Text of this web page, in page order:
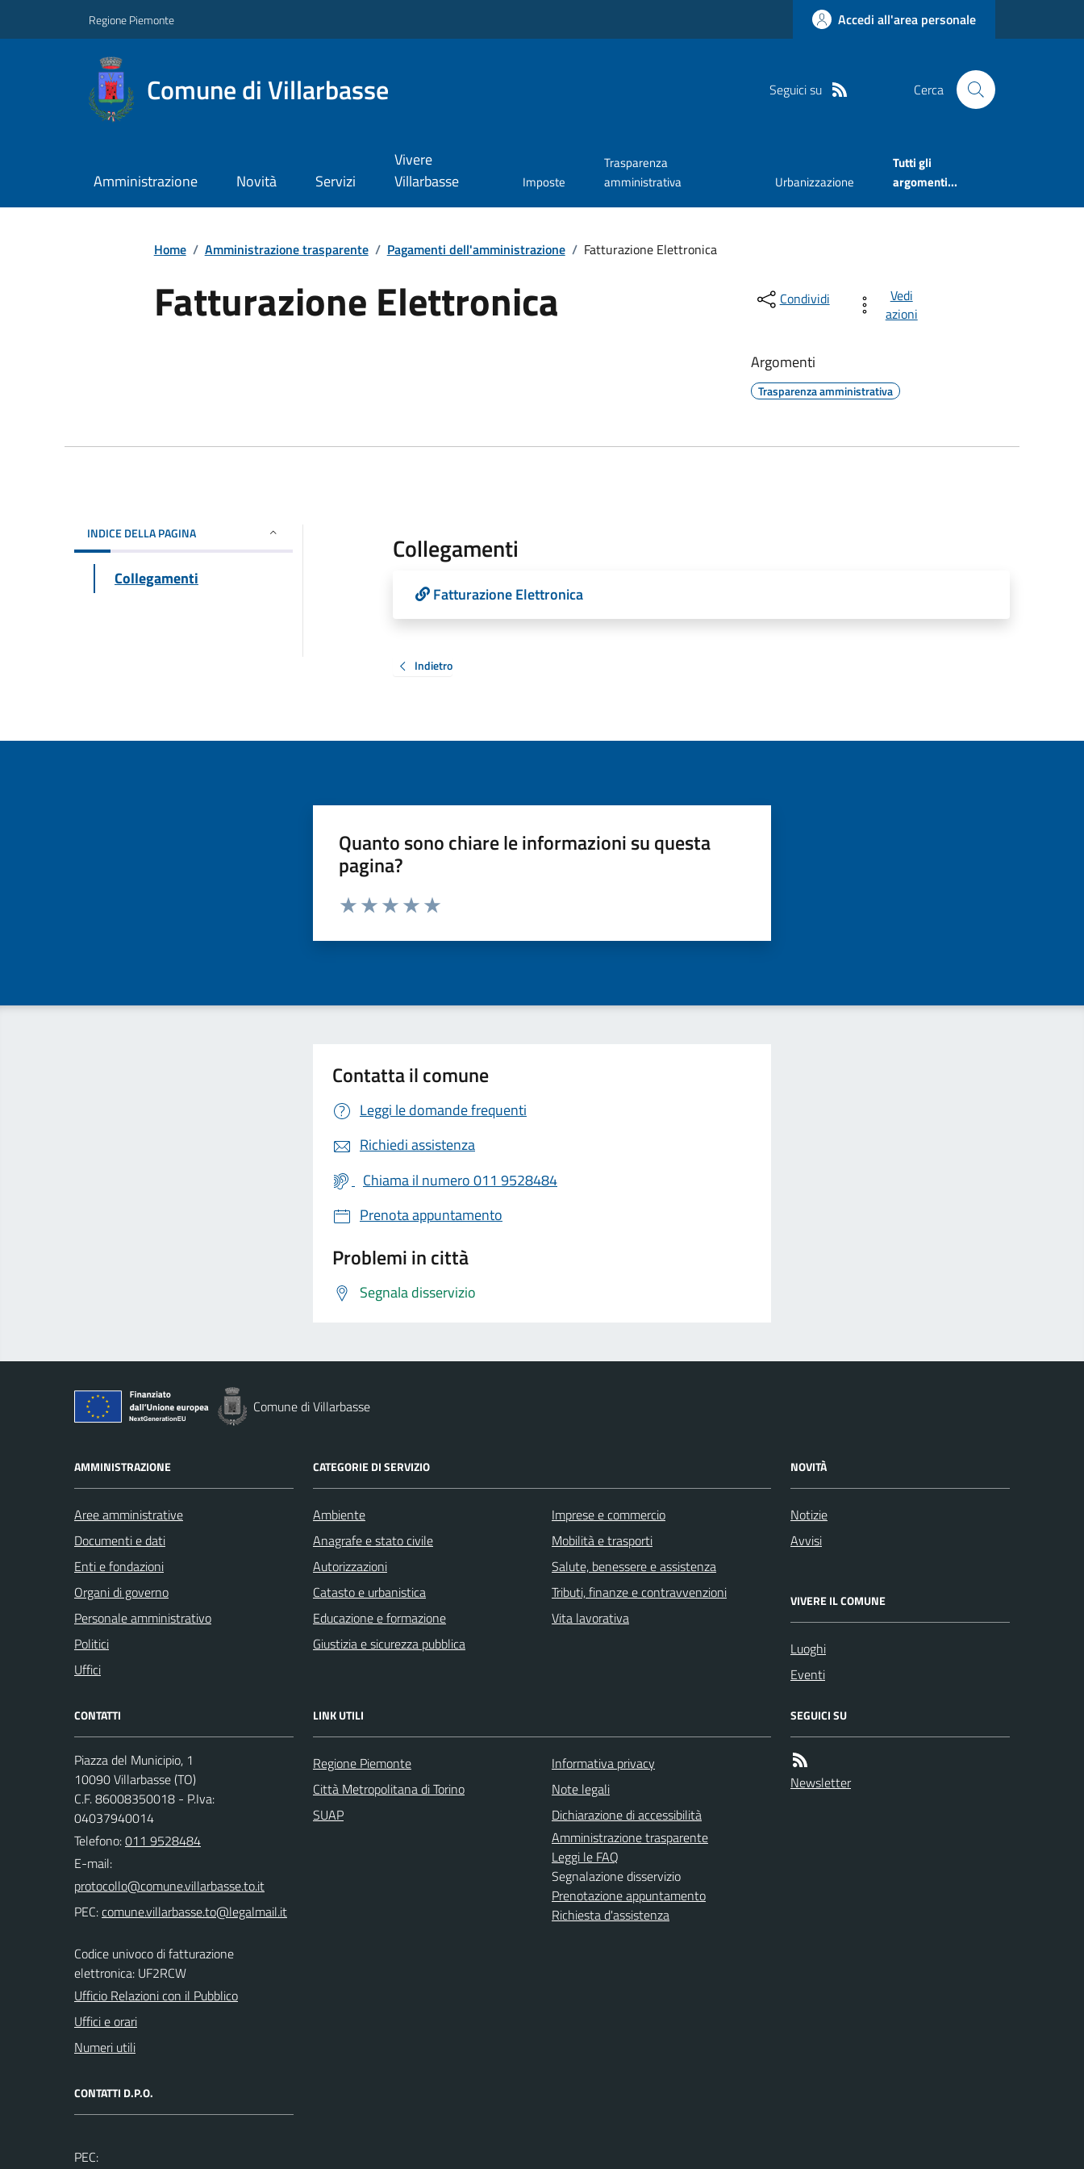
Regione Piemonte Accedi all'area personale
Comune di Villarbasse Seguici su Cerca
Amministrazione Novità Servizi
Vivere
Villarbasse
Imposte
Trasparenza
amministrativa
Urbanizzazione
Tutti gli
argomenti...
Home / Amministrazione trasparente / Pagamenti dell'amministrazione / Fatturazione Elettronica
Fatturazione Elettronica Condividi
Vedi
azioni
Argomenti
Trasparenza amministrativa
INDICE DELLA PAGINA
Collegamenti
Collegamenti
Fatturazione Elettronica
Indietro
Quanto sono chiare le informazioni su questa
pagina?
Valuta da 1 a 5 stelle la pagina
Contatta il comune
Leggi le domande frequenti
Richiedi assistenza
Chiama il numero 011 9528484
Prenota appuntamento
Problemi in città
Segnala disservizio
Comune di Villarbasse
AMMINISTRAZIONE
Aree amministrative
Documenti e dati
Enti e fondazioni
Organi di governo
Personale amministrativo
Politici
Uffici
CATEGORIE DI SERVIZIO
Ambiente
Anagrafe e stato civile
Autorizzazioni
Catasto e urbanistica
Educazione e formazione
Giustizia e sicurezza pubblica
Imprese e commercio
Mobilità e trasporti
Salute, benessere e assistenza
Tributi, finanze e contravvenzioni
Vita lavorativa
NOVITÀ
Notizie
Avvisi
VIVERE IL COMUNE
Luoghi
Eventi
CONTATTI
Piazza del Municipio, 1
10090 Villarbasse (TO)
C.F. 86008350018 - P.Iva:
04037940014
Telefono:011 9528484
E-mail:
PEC:
Codice univoco di fatturazione
elettronica: UF2RCW
Ufficio Relazioni con il Pubblico
Uffici e orari
Numeri utili
CONTATTI D.P.O.
PEC:
LINK UTILI
Regione Piemonte
Città Metropolitana di Torino
SUAP
Informativa privacy
Note legali
Dichiarazione di accessibilità
Amministrazione trasparente
Leggi le FAQ
Segnalazione disservizio
Prenotazione appuntamento
Richiesta d'assistenza
SEGUICI SU
Newsletter